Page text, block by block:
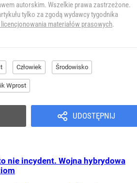
autorskim. Wszelkie prawa zastrzeżone.
tylko za zgodą wydawcy tygodnika
licencjonowania materiałów prasowych.
Człowiek Środowisko
Wprost
UDOSTĘPNIJ
nie incydent. Wojna hybrydowa